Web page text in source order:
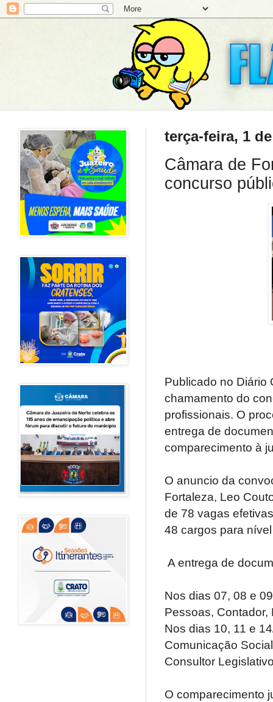
terça-feira, 1
Câmara de
concurso
Publicado no
chamamento do
profissionais. O
entrega de
comparecimento à
O anuncio da
Fortaleza, Leo
de 78 vagas
48 cargos para
A entrega de
Nos dias 07, 08 e
Pessoas, Contador,
Nos dias 10, 11 e
Comunicação
Consultor
O comparecimento